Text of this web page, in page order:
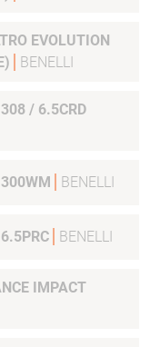
EVOLUTION
BENELLI
/ 6.5CRD
BENELLI
BENELLI
IMPACT